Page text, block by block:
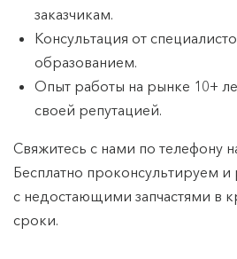
заказчикам.
Консультация от
образованием.
Опыт работы на рынке 10+
своей репутацией.
Свяжитесь с нами по телефону
Бесплатно проконсультируем
с недостающими запчастями в
сроки.